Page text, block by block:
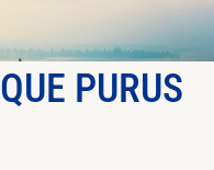
PURUS